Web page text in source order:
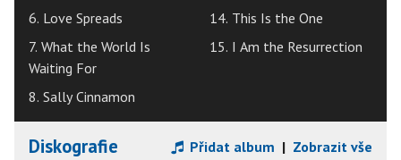
6. Love Spreads
7. What the World Is
Waiting For
8. Sally Cinnamon
14. This Is the One
15. I Am the Resurrection
Diskografie Přidat album | Zobrazit vše